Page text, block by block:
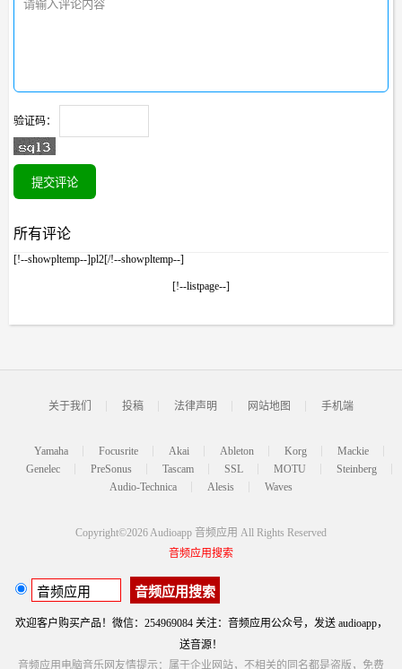
验证码：
提交评论
所有评论
[!--showpltemp--]pl2[/!--showpltemp--]
[!--listpage--]
关于我们 投稿 法律声明 网站地图 手机端
Yamaha Focusrite Akai Ableton Korg
Mackie
Genelec
PreSonus Tascam SSL MOTU
Steinberg
‌Audio-Technica
Alesis Waves
Copyright©2026 Audioapp 音频应用 All Rights Reserved
音频应用搜索
欢迎客户购买产品！微信：254969084 关注：音频应用公众号，发送 audioapp，
送音源！
音频应用电脑音乐网友情提示：属于企业网站，不相关的同名都是盗版，免费